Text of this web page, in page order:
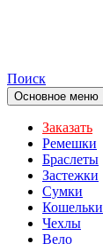
Поиск
Основное меню
Заказать
Ремешки
Браслеты
Застежки
Сумки
Кошельки
Чехлы
Вело